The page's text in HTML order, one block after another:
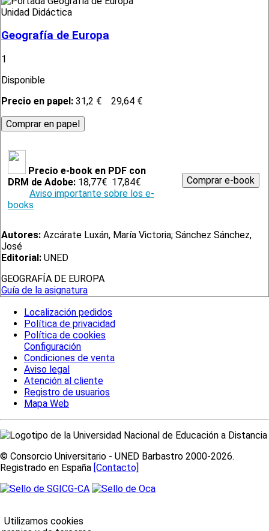
Unidad Didáctica
Geografía de Europa
1
Disponible
Precio en papel: 31,2 € 29,64 €
Precio e-book en PDF con
DRM de Adobe: 18,77€ 17,84€
Aviso importante sobre los e-
books
Autores: Azcárate Luxán, María Victoria; Sánchez Sánchez,
José
Editorial: UNED
GEOGRAFÍA DE EUROPA
Guía de la asignatura
Localización pedidos
Política de privacidad
Política de cookies
Configuración
Condiciones de venta
Aviso legal
Atención al cliente
Registro de usuarios
Mapa Web
© Consorcio Universitario - UNED Barbastro 2000-2026.
Registrado en España [Contacto]
Utilizamos cookies